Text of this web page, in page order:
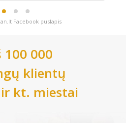
Facebook puslapis
100 000
klientų
ir kt. miestai